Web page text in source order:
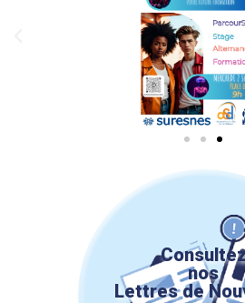
nos
Lettres de